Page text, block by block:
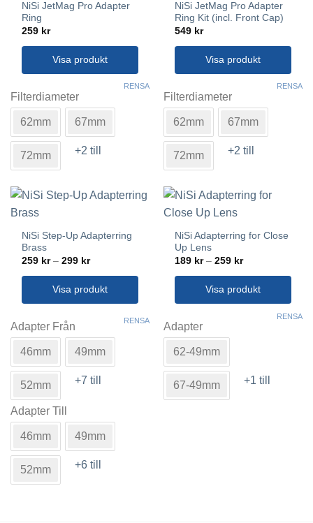
på
produktsidan
på
produktsidan
NiSi JetMag Pro Adapter
Ring
259 kr
Visa produkt
här
produkten
har
flera
varianter.
De
alternativen
kan
på
produktsidan
Filterdiameter
62mm 67mm
72mm +2 till
RENSA
NiSi JetMag Pro Adapter
Ring Kit (incl. Front Cap)
549 kr
Visa produkt
här
produkten
har
flera
varianter.
De
alternativen
kan
på
produktsidan
Filterdiameter
62mm 67mm
72mm +2 till
RENSA
NiSi Step-Up Adapterring
Brass
259 kr – 299 krPrisintervall:
till
299 kr
Visa produkt
här
produkten
har
flera
varianter.
De
olika
kan
väljas
på
produktsidan
Adapter Från
46mm 49mm
52mm +7 till
Adapter Till
46mm 49mm
52mm +6 till
RENSA
NiSi Adapterring for Close
Up Lens
189 kr – 259 krPrisintervall:
till
259 kr
Visa produkt
här
produkten
har
flera
varianter.
De
Adapter
62-49mm
67-49mm +1 till
RENSA